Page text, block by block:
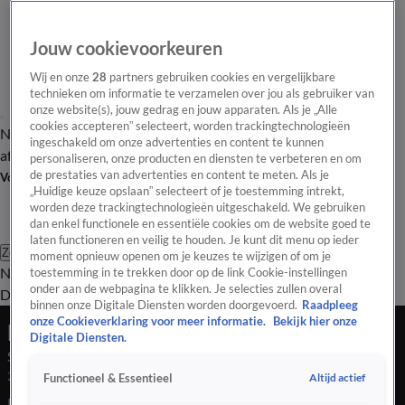
Nieuws van de DagOpinie van de Dag Onze categorieën Laatste
afleveringVideo's Nieuws van de Dag Podcast
Volg Nieuws van de Dag
Zoeken
Nieuws van de DagOpinie van de
Dag
Video'sUitzendingen PodcastPanelContact
Nieuws van de Dag
Seizoen 2026, aflevering 40
25 feb, 18:05
Jouw cookievoorkeuren
Wij en onze28 partners gebruiken cookies en vergelijkbare
technieken om informatie te verzamelen over jou als gebruiker van
onze website(s), jouw gedrag en jouw apparaten. Als je „Alle
cookies accepteren” selecteert, worden trackingtechnologieën
ingeschakeld om onze advertenties en content te kunnen
personaliseren, onze producten en diensten te verbeteren en om
de prestaties van advertenties en content te meten. Als je
„Huidige keuze opslaan” selecteert of je toestemming intrekt,
worden deze trackingtechnologieën uitgeschakeld. We gebruiken
dan enkel functionele en essentiële cookies om de website goed te
laten functioneren en veilig te houden. Je kunt dit menu op ieder
moment opnieuw openen om je keuzes te wijzigen of om je
toestemming in te trekken door op de link Cookie-instellingen
onder aan de webpagina te klikken. Je selecties zullen overal
binnen onze Digitale Diensten worden doorgevoerd. Raadpleeg
onze Cookieverklaring voor meer informatie.
Bekijk hier onze
Digitale Diensten.
Functioneel & Essentieel Altijd actief